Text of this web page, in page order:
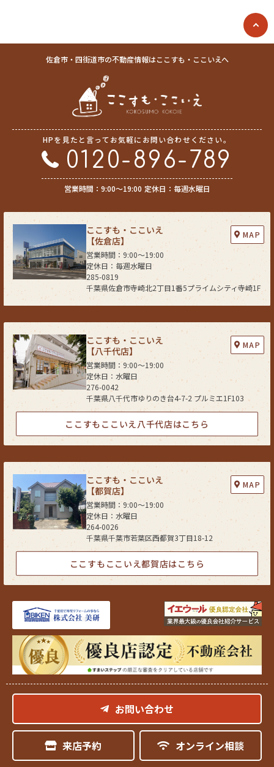
具体的には、以下の内容に従ってお客さま情報の取り扱いをいたします。
３．お客様の情報の利用目的
当社は、不動産についてのサービスをお客さまにご利用いただくにあた
り、各種の申込みの受付、訪問、提案、見積、各種の工事やサービス提供
等の機会に、当社が直接あるいは協力会社又は業務委託先等を通じて、お
客さまの個人情報（お客さまの電子メールアドレス、氏名、住所、電話番
号等）を取得いたしますが、これらの個人情報は下記の目的に利用させて
いただきます。
(1) 不動産についてのサービスの提供
(2) 不動産についてのサービスのアフターサービスの提供
(3) 不動産についてのサービスのお知らせ・ＰＲ、調査・データ集積、研
(4) ウェブサイトシステム管理会社（以下「サイト管理会社」といいま
(5) その他上記(1)から(4)に附随する業務の実施
なお、当社は、サイト管理会社が提供するサービス改善に必要な範囲で、
お客様の個人データをサイト管理会社に提供します。
このように提供された個人データにつきましては、サイト管理会社におい
て管理されることとなります。
サイト管理会社は、そのサービスの改善・向上を目指すことに加え、メー
ルマガジンなどによる情報提供、お客様による購買の分析をして、当社の
事業運営を改善するために、個人データ（お客様が指定された他の方の宛
先情報を除く）を利用します。
当社は、サイト管理会社に対し、個人情報保護法を遵守し、お客様のプラ
イバシーに配慮した個人情報の取り扱いをすることを規約などで義務づけ
ております。
４．お客様情報の第三者への開示・提供
当社は、前項3．の利用目的に記載した場合及び以下のいずれかに該当す
る場合を除き、お客さま情報を第三者へ開示又は提供いたしません。
(1) ご本人の同意がある場合
(2) 法令に基づき開示・提供を求められた場合
(3) 人の生命、身体又は財産の保護のために必要な場合であって、お客さま
の同意を得ることが困難である場合
(4) 公衆衛生の向上又は児童の健全な育成の推進のために特に必要がある
場合であって、お客さまの同意を得ることが困難である場合
(5) 国又は地方公共団体等が公的な事務を実施する上で、協力する必要が
ある場合であって、お客さまの同意を得ることにより当該事務の遂行に支
障を及ぼすおそれがある場合
(6) 次項5．に掲げる者に対して提供する場合
５．お客様情報の開示
当社が保有するお客さま情報に関して、お客さまご自身の情報の開示をご
た上で、合理的な期間及び範囲で回答いたします。
６．お客様情報の訂正等
当社が保有するお客さま情報に関して、お客さまご自身の情報の利用停止
または消去をご希望される場合には、お申し出いただいた方がご本人であ
ることを確認した上で、合理的な期間及び範囲で利用停止又は消去をいた
これらの情報等の一部又は全部を利用停止または消去した場合、不本意な
がらご要望にそったサービスの提供ができなくなることがありますので、
ご理解とご協力を賜りますようお願い申し上げます。
（なお、関係法令に基づき保有しております情報については、利用停止ま
たは消去のお申し出には応じられない場合があります。）
佐倉市・四街道市の不動産情報はここすも・ここいえへ
HPを見たと言ってお気軽にお問い合わせください。
0120-896-789
営業時間：9:00〜19:00 定休日：毎週水曜日
ここすも・ここいえ
【佐倉店】
285-0819
千葉県佐倉市寺崎北2丁目1番5プライムシティ寺崎1F
営業時間：9:00〜19:00
定休日：毎週水曜日
MAP
ここすも・ここいえ
【八千代店】
276-0042
千葉県八千代市ゆりのき台4-7-2 プルミエ1F103
営業時間：9:00〜19:00
定休日：水曜日
MAP
ここすもここいえ八千代店はこちら
ここすも・ここいえ
【都賀店】
264-0026
千葉県千葉市若葉区西都賀3丁目18-12
営業時間：9:00〜19:00
定休日：水曜日
MAP
ここすもここいえ都賀店はこちら
お問い合わせ
来店予約 オンライン相談